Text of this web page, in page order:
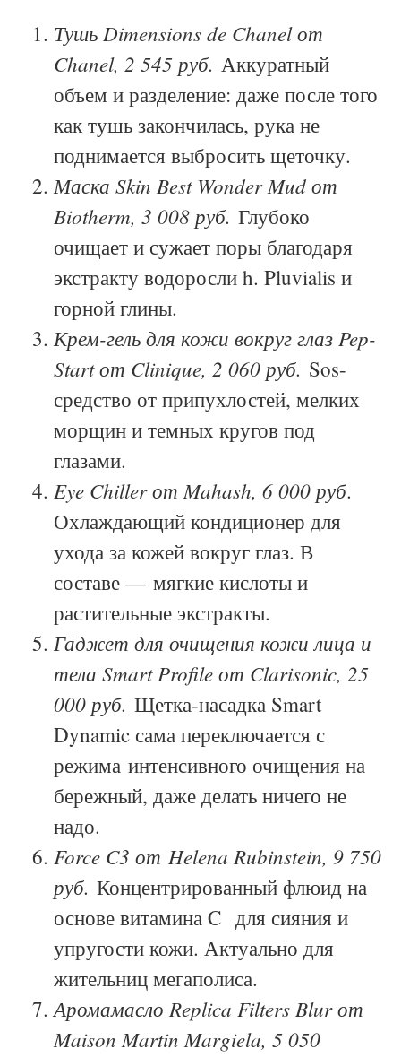
Тушь Dimensions de Chanel от
Chanel, 2 545 руб. Аккуратный
объем и разделение: даже после того
как тушь закончилась, рука не
поднимается выбросить щеточку.
Маска Skin Best Wonder Mud от
Biotherm, 3 008 руб. Глубоко
очищает и сужает поры благодаря
экстракту водоросли h. Pluvialis и
горной глины.
Крем-гель для кожи вокруг глаз Pep-
Start от Clinique, 2 060 руб. Sos-
средство от припухлостей, мелких
морщин и темных кругов под
глазами.
Eye Chiller от Mahash, 6 000 руб.
Охлаждающий кондиционер для
ухода за кожей вокруг глаз. В
составе — мягкие кислоты и
растительные экстракты.
Гаджет для очищения кожи лица и
тела Smart Profile от Clarisonic, 25
000 руб. Щетка-насадка Smart
Dynamic сама переключается с
режима интенсивного очищения на
бережный, даже делать ничего не
надо.
Force C3 от Helena Rubinstein, 9 750
руб. Концентрированный флюид на
основе витамина C для сияния и
упругости кожи. Актуально для
жительниц мегаполиса.
Аромамасло Replica Filters Blur от
Maison Martin Margiela, 5 050